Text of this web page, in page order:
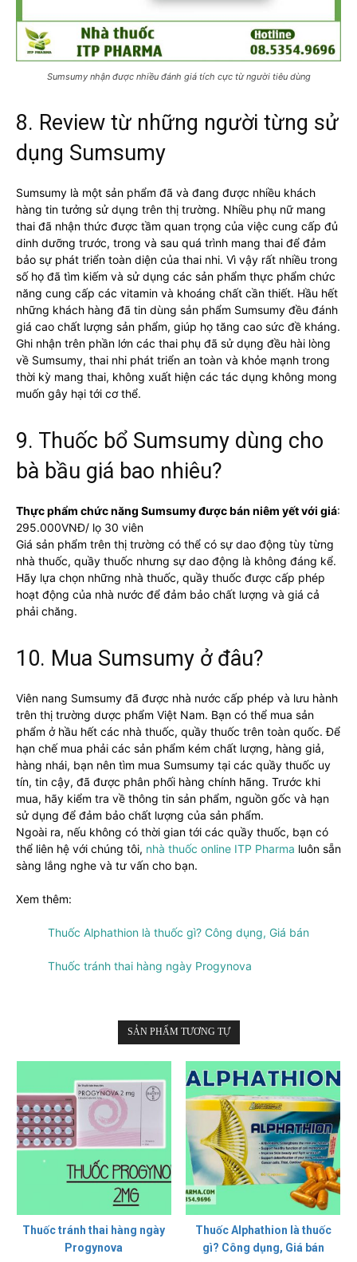
Sumsumy nhận được nhiều đánh giá tích cực từ người tiêu dùng
8. Review từ những người từng sử
dụng Sumsumy
Sumsumy là một sản phẩm đã và đang được nhiều khách
hàng tin tưởng sử dụng trên thị trường. Nhiều phụ nữ mang
thai đã nhận thức được tầm quan trọng của việc cung cấp đủ
dinh dưỡng trước, trong và sau quá trình mang thai để đảm
bảo sự phát triển toàn diện của thai nhi. Vì vậy rất nhiều trong
số họ đã tìm kiếm và sử dụng các sản phẩm thực phẩm chức
năng cung cấp các vitamin và khoáng chất cần thiết. Hầu hết
những khách hàng đã tin dùng sản phẩm Sumsumy đều đánh
giá cao chất lượng sản phẩm, giúp họ tăng cao sức đề kháng.
Ghi nhận trên phần lớn các thai phụ đã sử dụng đều hài lòng
về Sumsumy, thai nhi phát triển an toàn và khỏe mạnh trong
thời kỳ mang thai, không xuất hiện các tác dụng không mong
muốn gây hại tới cơ thể.
9. Thuốc bổ Sumsumy dùng cho
bà bầu giá bao nhiêu?
Thực phẩm chức năng Sumsumy được bán niêm yết với giá:
295.000VNĐ/ lọ 30 viên
Giá sản phẩm trên thị trường có thể có sự dao động tùy từng
nhà thuốc, quầy thuốc nhưng sự dao động là không đáng kể.
Hãy lựa chọn những nhà thuốc, quầy thuốc được cấp phép
hoạt động của nhà nước để đảm bảo chất lượng và giá cả
phải chăng.
10. Mua Sumsumy ở đâu?
Viên nang Sumsumy đã được nhà nước cấp phép và lưu hành
trên thị trường dược phẩm Việt Nam. Bạn có thể mua sản
phẩm ở hầu hết các nhà thuốc, quầy thuốc trên toàn quốc. Để
hạn chế mua phải các sản phẩm kém chất lượng, hàng giả,
hàng nhái, bạn nên tìm mua Sumsumy tại các quầy thuốc uy
tín, tin cậy, đã được phân phối hàng chính hãng. Trước khi
mua, hãy kiểm tra về thông tin sản phẩm, nguồn gốc và hạn
sử dụng để đảm bảo chất lượng của sản phẩm.
Ngoài ra, nếu không có thời gian tới các quầy thuốc, bạn có
thể liên hệ với chúng tôi, nhà thuốc online ITP Pharma luôn sẵn
sàng lắng nghe và tư vấn cho bạn.
Xem thêm:
Thuốc Alphathion là thuốc gì? Công dụng, Giá bán
Thuốc tránh thai hàng ngày Progynova
SẢN PHẨM TƯƠNG TỰ
Thuốc tránh thai hàng ngày
Progynova
Thuốc Alphathion là thuốc
gì? Công dụng, Giá bán